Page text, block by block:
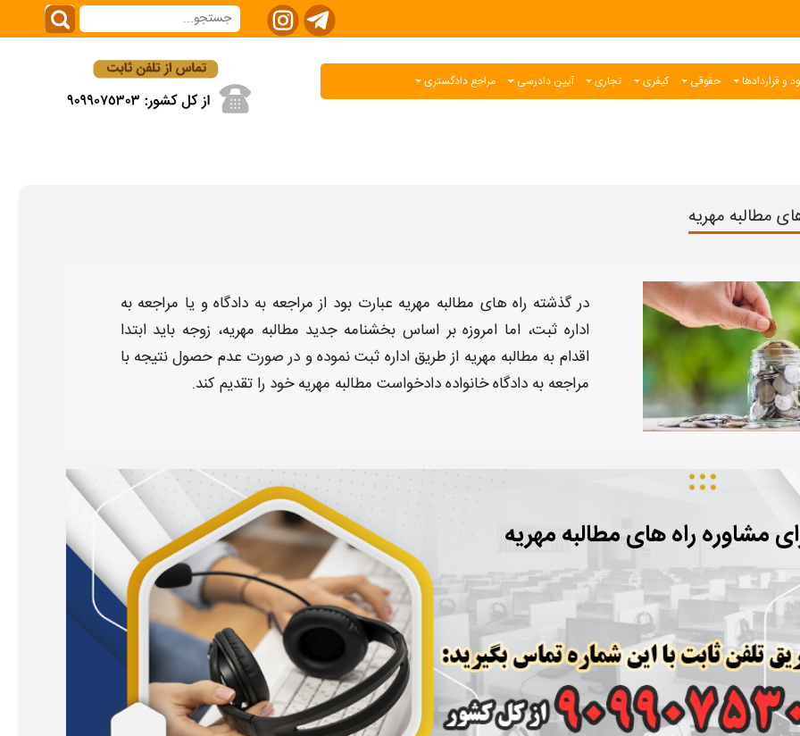
و قراردادها حقوقی کیفری تجاری آیین دادرسی مراجع دادگستری
مطالبه مهریه
در گذشته راه های مطالبه مهریه عبارت بود از مراجعه به دادگاه و یا مراجعه به
اداره ثبت، اما امروزه بر اساس بخشنامه جدید مطالبه مهریه، زوجه باید ابتدا
اقدام به مطالبه مهریه از طریق اداره ثبت نموده و در صورت عدم حصول نتیجه با
مراجعه به دادگاه خانواده دادخواست مطالبه مهریهخود را تقدیم کند.
مشاوره راه های مطالبه مهریه